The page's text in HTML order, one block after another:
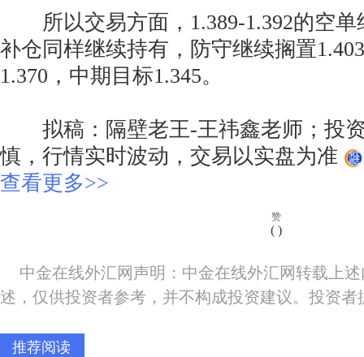
所以交易方面，1.389-1.392的空单
补仓同样继续持有，防守继续搁置
1.370，中期目标1.345。
拟稿：隔壁老王-王祎鑫老师；投
慎，行情实时波动，交易以实盘为准
查看更多>>
赞
( )
中金在线外汇网声明：中金在线外汇网转载上
述，仅供投资者参考，并不构成投资建议。投资
推荐阅读